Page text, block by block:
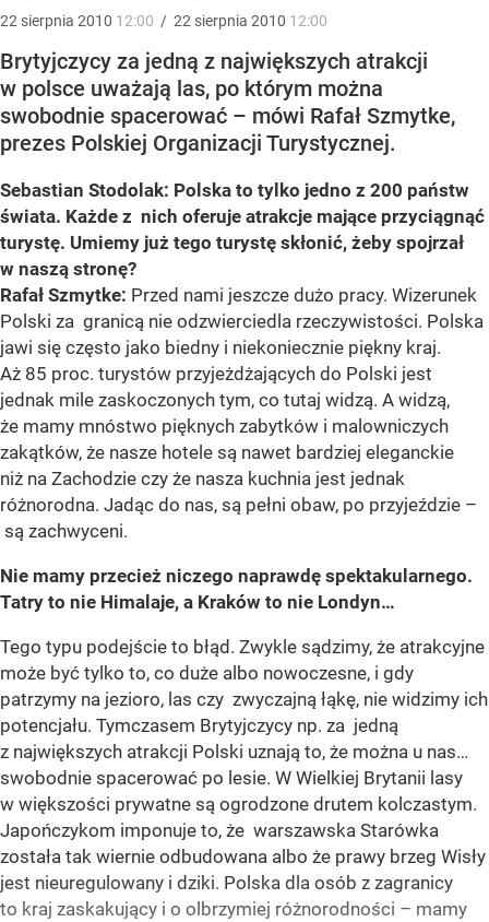
22 sierpnia 2010 12:00 / 22 sierpnia 2010 12:00
Brytyjczycy za jedną z największych atrakcji
w polsce uważają las, po którym można
swobodnie spacerować – mówi Rafał Szmytke,
prezes Polskiej Organizacji Turystycznej.
Sebastian Stodolak: Polska to tylko jedno z 200 państw
świata. Każde z nich oferuje atrakcje mające przyciągnąć
turystę. Umiemy już tego turystę skłonić, żeby spojrzał
w naszą stronę?
Rafał Szmytke: Przed nami jeszcze dużo pracy. Wizerunek
Polski za granicą nie odzwierciedla rzeczywistości. Polska
jawi się często jako biedny i niekoniecznie piękny kraj.
Aż 85 proc. turystów przyjeżdżających do Polski jest
jednak mile zaskoczonych tym, co tutaj widzą. A widzą,
że mamy mnóstwo pięknych zabytków i malowniczych
zakątków, że nasze hotele są nawet bardziej eleganckie
niż na Zachodzie czy że nasza kuchnia jest jednak
różnorodna. Jadąc do nas, są pełni obaw, po przyjeździe –
są zachwyceni.
Nie mamy przecież niczego naprawdę spektakularnego.
Tatry to nie Himalaje, a Kraków to nie Londyn…
Tego typu podejście to błąd. Zwykle sądzimy, że atrakcyjne
może być tylko to, co duże albo nowoczesne, i gdy
patrzymy na jezioro, las czy zwyczajną łąkę, nie widzimy ich
potencjału. Tymczasem Brytyjczycy np. za jedną
z największych atrakcji Polski uznają to, że można u nas…
swobodnie spacerować po lesie. W Wielkiej Brytanii lasy
w większości prywatne są ogrodzone drutem kolczastym.
Japończykom imponuje to, że warszawska Starówka
została tak wiernie odbudowana albo że prawy brzeg Wisły
jest nieuregulowany i dziki. Polska dla osób z zagranicy
to kraj zaskakujący i o olbrzymiej różnorodności – mamy